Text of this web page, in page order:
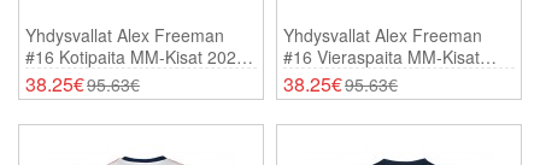
Yhdysvallat Alex Freeman
#16 Kotipaita MM-Kisat 2026
Lyhythihainen
38.25€95.63€
Yhdysvallat Alex Freeman
#16 Vieraspaita MM-Kisat
2026 Lyhythihainen
38.25€95.63€